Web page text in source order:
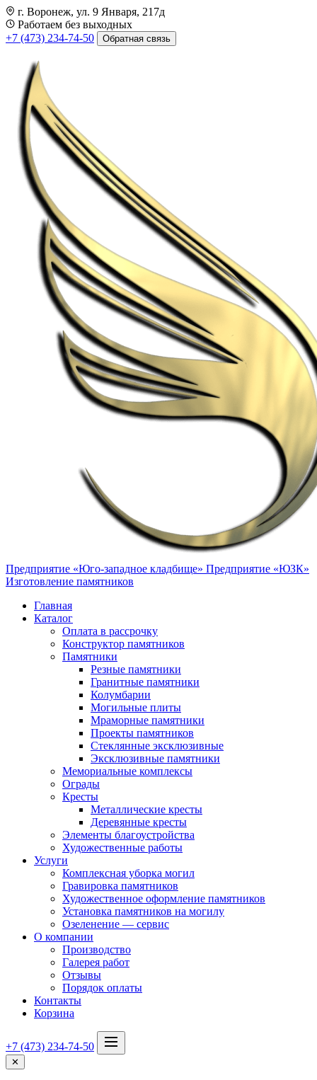
г. Воронеж, ул. 9 Января, 217д
Работаем без выходных
+7 (473) 234-74-50
Обратная связь
Предприятие «Юго-западное кладбище» Предприятие «ЮЗК»
Изготовление памятников
Главная
Каталог
Оплата в рассрочку
Конструктор памятников
Памятники
Резные памятники
Гранитные памятники
Колумбарии
Могильные плиты
Мраморные памятники
Проекты памятников
Стеклянные эксклюзивные
Эксклюзивные памятники
Мемориальные комплексы
Ограды
Кресты
Металлические кресты
Деревянные кресты
Элементы благоустройства
Художественные работы
Услуги
Комплексная уборка могил
Гравировка памятников
Художественное оформление памятников
Установка памятников на могилу
Озеленение — сервис
О компании
Производство
Галерея работ
Отзывы
Порядок оплаты
Контакты
Корзина
+7 (473) 234-74-50
✕